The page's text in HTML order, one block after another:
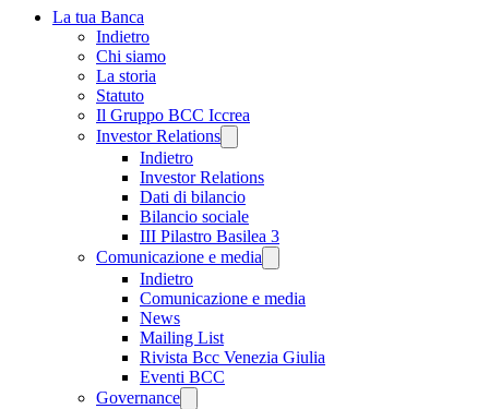
La tua Banca
Indietro
Chi siamo
La storia
Statuto
Il Gruppo BCC Iccrea
Investor Relations
Indietro
Investor Relations
Dati di bilancio
Bilancio sociale
III Pilastro Basilea 3
Comunicazione e media
Indietro
Comunicazione e media
News
Mailing List
Rivista Bcc Venezia Giulia
Eventi BCC
Governance